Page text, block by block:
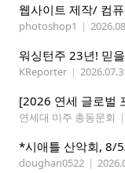
photoshop1 |
워싱턴주 23년! 믿
KReporter |
연세대 미주 총동문회 |
doughan0522 |